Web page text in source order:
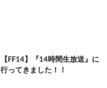
【FF14】『14時間生放送』に
行ってきました！！